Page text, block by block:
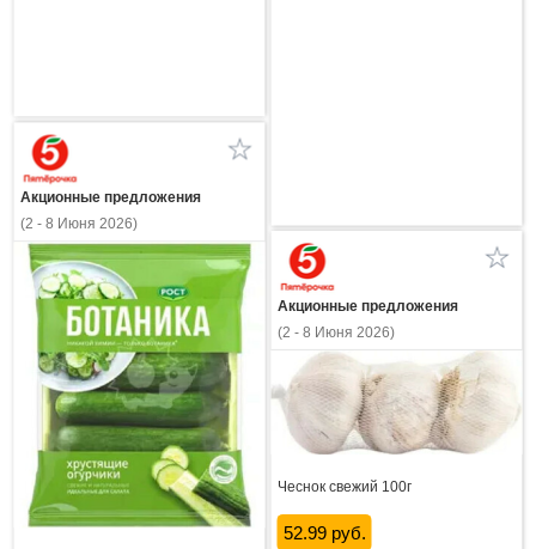
Акционные предложения
(2 - 8 Июня 2026)
Акционные предложения
(2 - 8 Июня 2026)
Чеснок свежий 100г
52.99 руб.